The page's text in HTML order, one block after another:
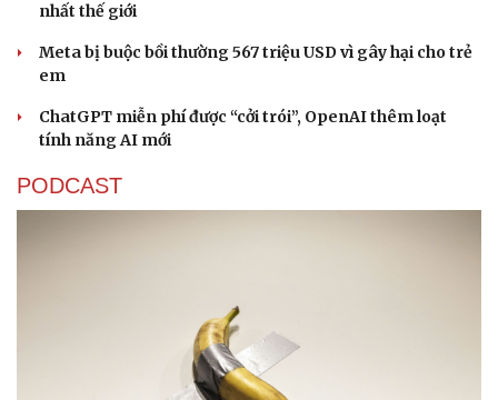
nhất thế giới
Meta bị buộc bồi thường 567 triệu USD vì gây hại cho trẻ
em
ChatGPT miễn phí được “cởi trói”, OpenAI thêm loạt
tính năng AI mới
PODCAST